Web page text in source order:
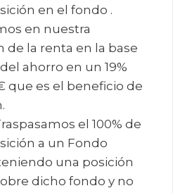
en el fondo .
en nuestra
de la renta en la base
ahorro en un 19%
€ que es el beneficio de
el 100% de
a un Fondo
una posición
sobre dicho fondo y no